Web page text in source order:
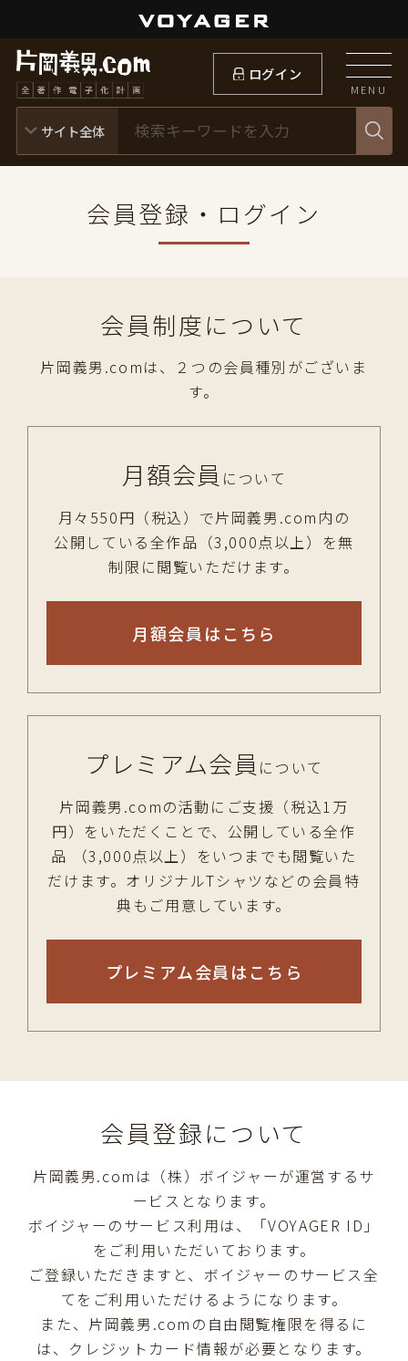
ログイン
MENU
会員登録・ログイン
会員制度について
片岡義男.comは、２つの会員種別がございま
す。
月額会員 について
月々550円（税込）で片岡義男.com内の
公開している全作品（3,000点以上）を無
制限に閲覧いただけます。
月額会員はこちら
プレミアム会員 について
片岡義男.comの活動にご支援（税込1万
円）をいただくことで、公開している全作
品 （3,000点以上）をいつまでも閲覧いた
だけます。オリジナルTシャツなどの会員特
典もご用意しています。
プレミアム会員はこちら
会員登録について
片岡義男.comは（株）ボイジャーが運営するサ
ービスとなります。
ボイジャーのサービス利用は、「VOYAGER ID」
をご利用いただいております。
ご登録いただきますと、ボイジャーのサービス全
てをご利用いただけるようになります。
また、片岡義男.comの自由閲覧権限を得るに
は、クレジットカード情報が必要となります。